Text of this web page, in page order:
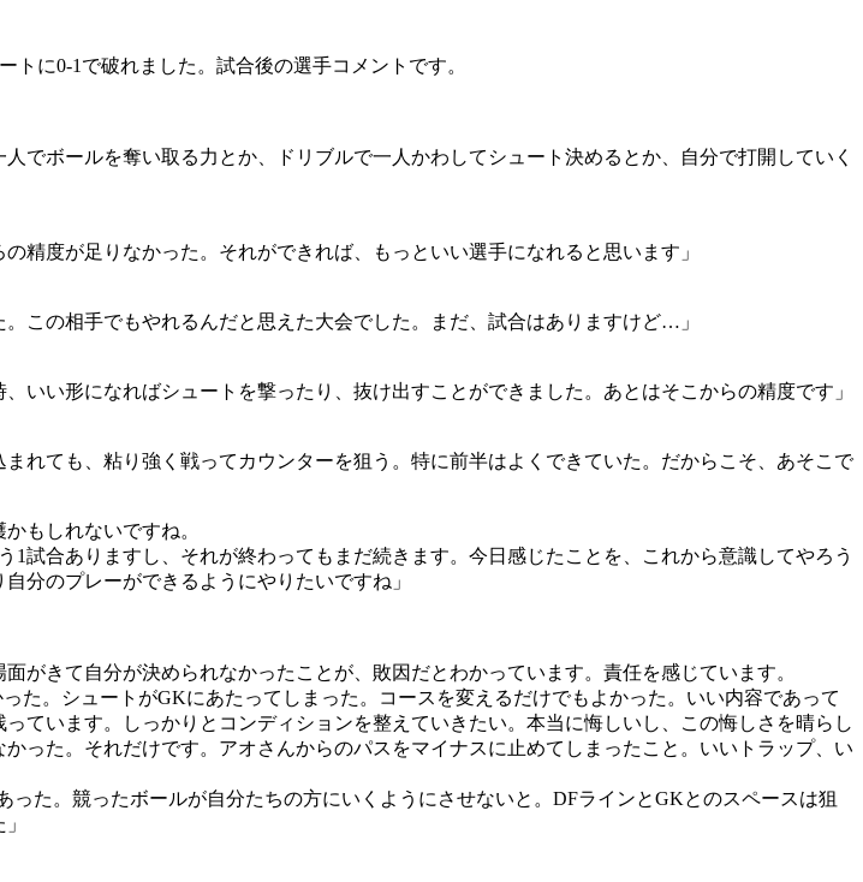
トに0-1で破れました。試合後の選手コメントです。
でボールを奪い取る力とか、ドリブルで一人かわしてシュート決めるとか、自分で打開していく
精度が足りなかった。それができれば、もっといい選手になれると思います」
この相手でもやれるんだと思えた大会でした。まだ、試合はありますけど…」
いい形になればシュートを撃ったり、抜け出すことができました。あとはそこからの精度です」
れても、粘り強く戦ってカウンターを狙う。特に前半はよくできていた。だからこそ、あそこで
もしれないですね。
試合ありますし、それが終わってもまだ続きます。今日感じたことを、これから意識してやろう
分のプレーができるようにやりたいですね」
がきて自分が決められなかったことが、敗因だとわかっています。責任を感じています。
。シュートがGKにあたってしまった。コースを変えるだけでもよかった。いい内容であって
ています。しっかりとコンディションを整えていきたい。本当に悔しいし、この悔しさを晴らし
った。それだけです。アオさんからのパスをマイナスに止めてしまったこと。いいトラップ、い
た。競ったボールが自分たちの方にいくようにさせないと。DFラインとGKとのスペースは狙